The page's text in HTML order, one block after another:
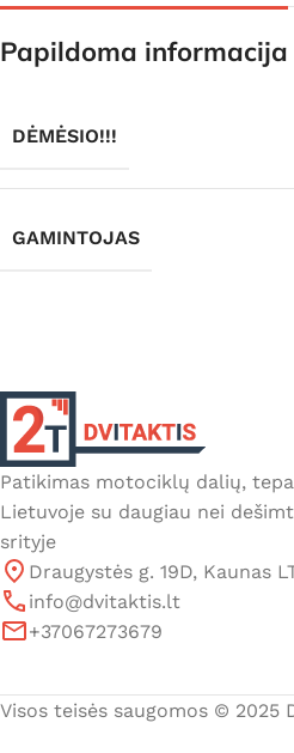
Papildoma informacija
DĖMĖSIO!!!
GAMINTOJAS
Patikimas motociklų dalių,
Lietuvoje su daugiau nei
srityje
Draugystės g. 19D, Kaunas
info@dvitaktis.lt
+37067273679
Visos teisės saugomos © 2025